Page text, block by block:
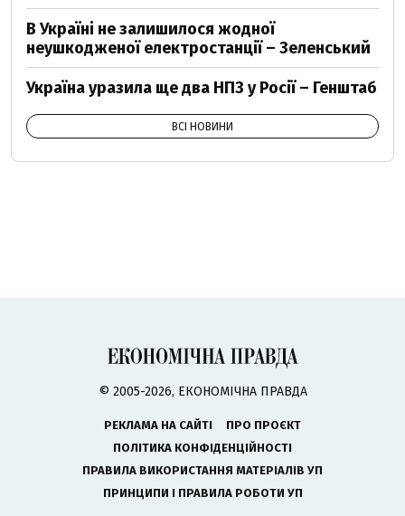
В Україні не залишилося жодної
неушкодженої електростанції – Зеленський
Україна уразила ще два НПЗ у Росії – Генштаб
ВСІ НОВИНИ
© 2005-2026, ЕКОНОМІЧНА ПРАВДА
РЕКЛАМА НА САЙТІ
ПРО ПРОЄКТ
ПОЛІТИКА КОНФІДЕНЦІЙНОСТІ
ПРАВИЛА ВИКОРИСТАННЯ МАТЕРІАЛІВ УП
ПРИНЦИПИ І ПРАВИЛА РОБОТИ УП